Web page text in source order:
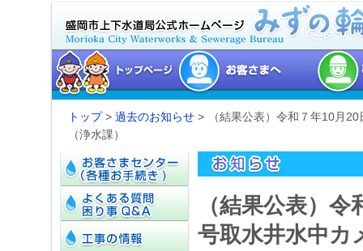
トップ>過去のお知らせ > （結果公表）令和７年10月
（浄水課）
（結果公表）
号取水井水中カ